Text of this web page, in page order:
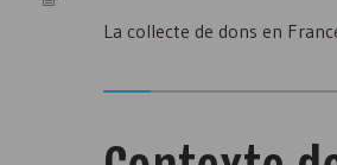
La collecte de dons en